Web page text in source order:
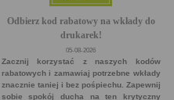
Odbierz kod rabatowy na wkłady do
drukarek!
05-08-2026
Zacznij korzystać z naszych kodów
rabatowych i zamawiaj potrzebne wkłady
znacznie taniej i bez pośpiechu. Zapewnij
sobie spokój ducha na ten krytyczny